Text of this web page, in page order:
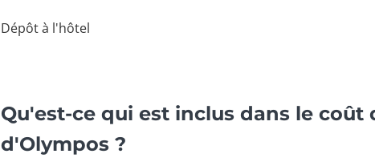
Dépôt à l'hôtel
Qu'est-ce qui est inclus dans le
d'Olympos ?